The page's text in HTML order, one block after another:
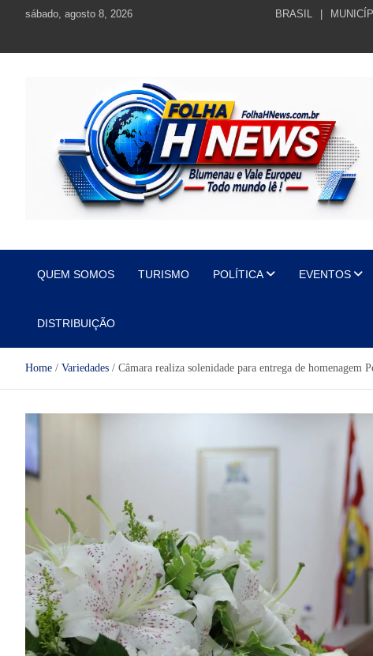
sábado, agosto 8, 2026 BRASIL
QUEM SOMOS TURISMO POLÍTICA EVENTOS
DISTRIBUIÇÃO
Home Variedades Câmara realiza solenidade para entrega de homenagem